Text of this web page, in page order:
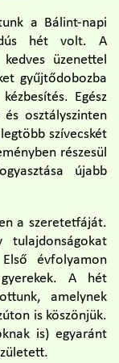
a Bálint-napi
hét volt. A
üzenettel
gyűjtődobozba
Egész
osztályszinten
szívecskét
részesül
újabb
a szeretetfáját.
évfolyamon
A hét
amelynek
is köszönjük.
is) egyaránt